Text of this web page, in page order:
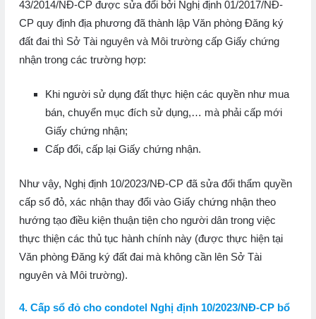
43/2014/NĐ-CP được sửa đổi bởi Nghị định 01/2017/NĐ-
CP quy định địa phương đã thành lập Văn phòng Đăng ký
đất đai thì Sở Tài nguyên và Môi trường cấp Giấy chứng
nhận trong các trường hợp:
Khi người sử dụng đất thực hiện các quyền như mua
bán, chuyển mục đích sử dụng,… mà phải cấp mới
Giấy chứng nhận;
Cấp đổi, cấp lại Giấy chứng nhận.
Như vậy, Nghị định 10/2023/NĐ-CP đã sửa đổi thẩm quyền
cấp sổ đỏ, xác nhận thay đổi vào Giấy chứng nhận theo
hướng tạo điều kiện thuận tiện cho người dân trong việc
thực thiện các thủ tục hành chính này (được thực hiện tại
Văn phòng Đăng ký đất đai mà không cần lên Sở Tài
nguyên và Môi trường).
4. Cấp sổ đỏ cho condotel Nghị định 10/2023/NĐ-CP bổ